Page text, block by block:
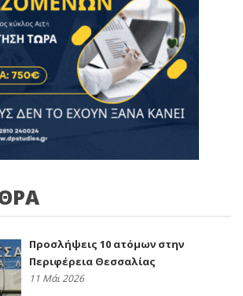
Προσλήψεις 10 ατόμων στην
Περιφέρεια Θεσσαλίας
11 Μάι 2026